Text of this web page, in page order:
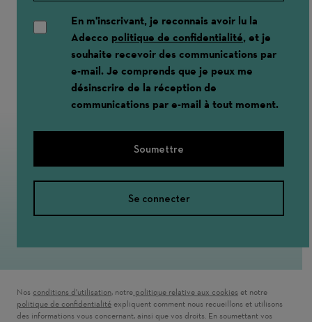
En m'inscrivant, je reconnais avoir lu la
Adecco politique de confidentialité, et je
souhaite recevoir des communications par
e-mail. Je comprends que je peux me
désinscrire de la réception de
communications par e-mail à tout moment.
Soumettre
Se connecter
Nos conditions d'utilisation(ouvre dans une nouvelle fenêtre)
, notre politique relative aux cookies (ouvre dans une
et notre
politique de confidentialité (ouvre dans une nouvelle fenêtre)
expliquent comment nous recueillons et utilisons
des informations vous concernant, ainsi que vos droits. En soumettant vos